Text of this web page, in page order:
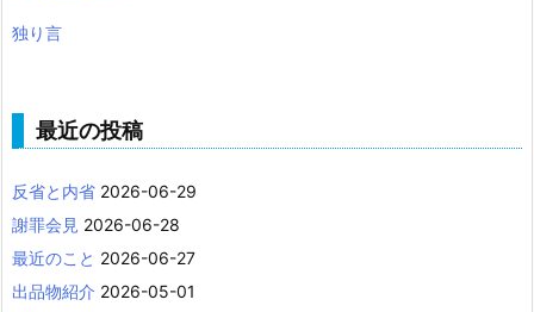
独り言
最近の投稿
反省と内省 2026-06-29
謝罪会見 2026-06-28
最近のこと 2026-06-27
出品物紹介 2026-05-01